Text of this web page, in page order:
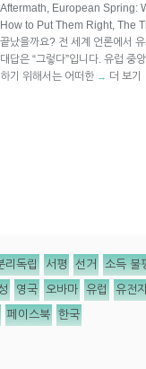
Aftermath, European Spring:
How to Put Them Right, The
끝났을까요? 전 세계 언론에서
대답은 “그렇다”입니다. 유럽
하기 위해서는 어떠한 → 더 보기
리독립 서평 선거 소득 불
영국 오바마 유럽 유전
페이스북 한국